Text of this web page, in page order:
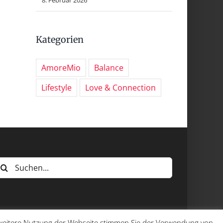
Kategorien
AmoreMio
Balance
Lifestyle
Love & Connection